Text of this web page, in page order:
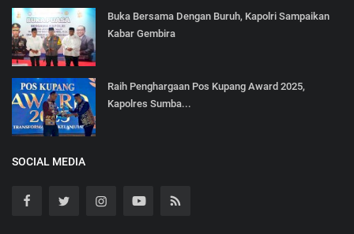
Buka Bersama Dengan Buruh, Kapolri Sampaikan
Kabar Gembira
Raih Penghargaan Pos Kupang Award 2025,
Kapolres Sumba...
SOCIAL MEDIA